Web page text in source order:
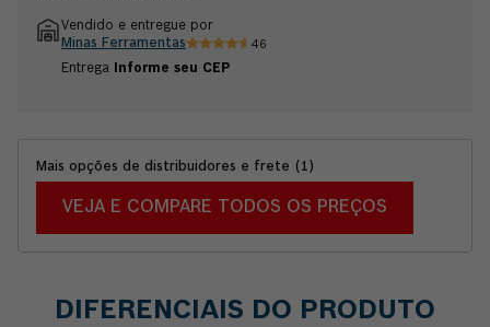
Vendido e entregue por
Minas Ferramentas
46
Entrega Informe seu CEP
Mais opções de distribuidores e frete ( 1 )
VEJA E COMPARE TODOS OS PREÇOS
DIFERENCIAIS DO PRODUTO